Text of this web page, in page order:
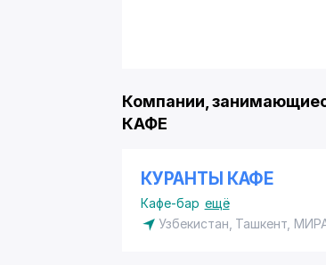
Компании,
КАФЕ
КУРАНТЫ КАФЕ
Кафе-бар ещё
Узбекистан, Ташкент,